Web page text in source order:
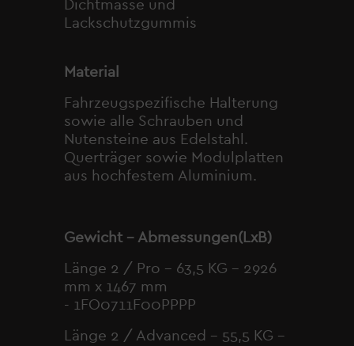
Dichtmasse und
Lackschutzgummis
Material
Fahrzeugspezifische Halterung
sowie alle Schrauben und
Nutensteine aus Edelstahl.
Querträger sowie Modulplatten
aus hochfestem Aluminium.
Gewicht – Abmessungen(LxB)
Länge 2 / Pro – 63,5 KG – 2926
mm x 1467 mm
- 1FO0711F00PPPP
Länge 2 / Advanced – 55,5 KG –